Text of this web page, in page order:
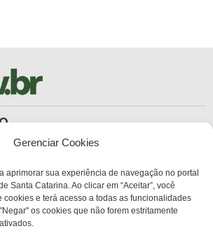
Gerenciar Cookies
aprimorar sua experiência de navegação no portal
Santa Catarina. Ao clicar em “Aceitar”, você
cookies e terá acesso a todas as funcionalidades
os cookies que não forem estritamente
Central